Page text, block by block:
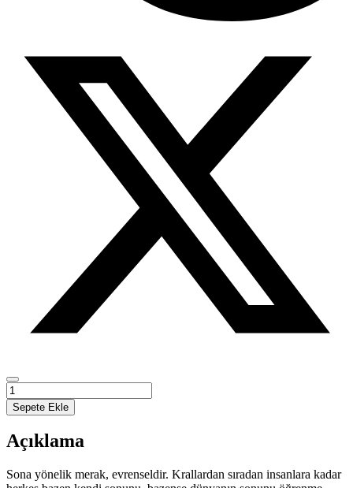
Ey
Okur!
Hikâyemiz
Burada
Tamam
adet
Sepete Ekle
Açıklama
Sona yönelik merak, evrenseldir. Krallardan sıradan insanlara kadar